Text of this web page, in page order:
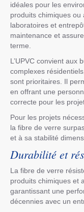
idéales pour les
produits chimiques ou
laboratoires et
maintenance et
terme.
L’UPVC convient aux
complexes
sont prioritaires. Il
en offrant une
correcte pour les
Pour les projets
la fibre de verre
et à sa stabilité
Durabilité et
La fibre de verre
produits chimiques et
garantissant une
décennies avec un